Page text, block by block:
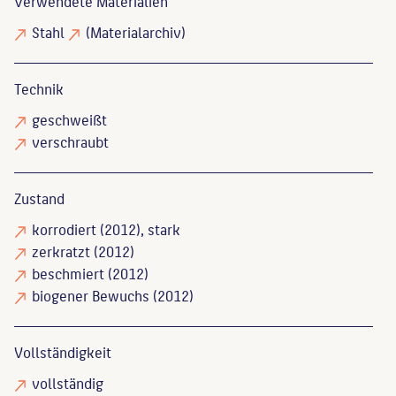
Stahl
(Materialarchiv)
Technik
geschweißt
verschraubt
Zustand
korrodiert(2012), stark
zerkratzt(2012)
beschmiert(2012)
biogener Bewuchs (2012)
Vollständigkeit
vollständig